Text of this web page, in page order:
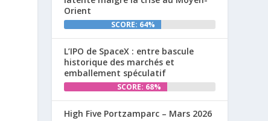
Orient
SCORE: 64%
L’IPO de SpaceX : entre bascule
historique des marchés et
emballement spéculatif
SCORE: 68%
High Five Portzamparc – Mars 2026